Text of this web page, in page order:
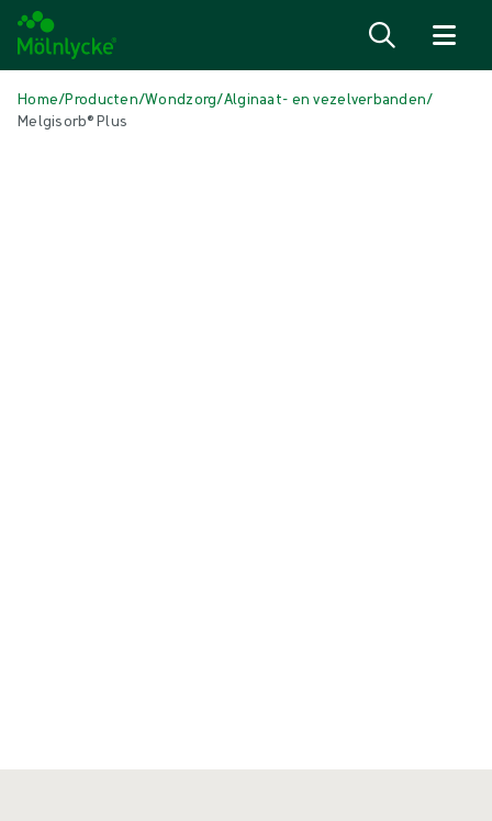
Home/Producten/Wondzorg/Alginaat- en vezelverbanden/
Melgisorb® Plus